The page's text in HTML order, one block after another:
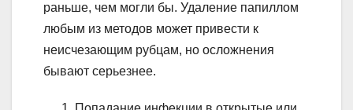
раньше, чем могли бы. Удаление папиллом
любым из методов может привести к
неисчезающим рубцам, но осложнения
бывают серьезнее.